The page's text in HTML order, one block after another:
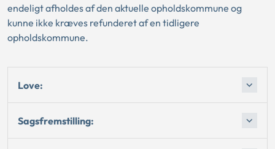
endeligt afholdes af den aktuelle opholdskommune og
kunne ikke kræves refunderet af en tidligere
opholdskommune.
Love:
Sagsfremstilling: